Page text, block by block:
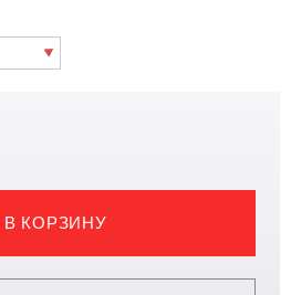
В КОРЗИНУ